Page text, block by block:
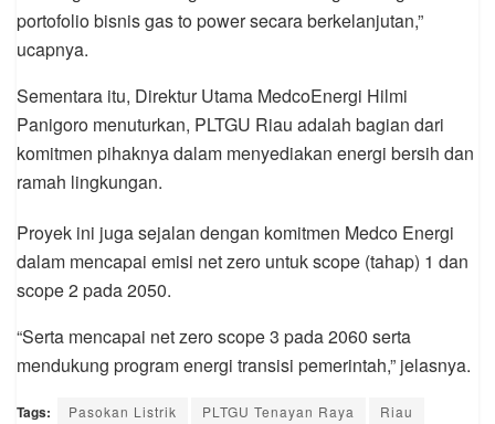
portofolio bisnis gas to power secara berkelanjutan,”
ucapnya.
Sementara itu, Direktur Utama MedcoEnergi Hilmi
Panigoro menuturkan, PLTGU Riau adalah bagian dari
komitmen pihaknya dalam menyediakan energi bersih dan
ramah lingkungan.
Proyek ini juga sejalan dengan komitmen Medco Energi
dalam mencapai emisi net zero untuk scope (tahap) 1 dan
scope 2 pada 2050.
“Serta mencapai net zero scope 3 pada 2060 serta
mendukung program energi transisi pemerintah,” jelasnya.
Tags: Pasokan Listrik PLTGU Tenayan Raya Riau